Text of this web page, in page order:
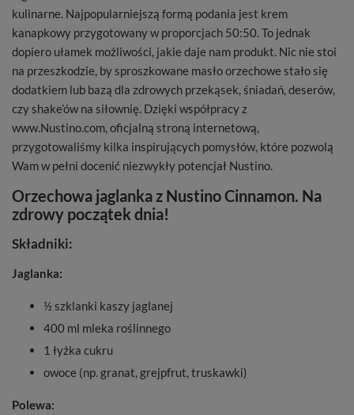
kulinarne. Najpopularniejszą formą podania jest krem
kanapkowy przygotowany w proporcjach 50:50. To jednak
dopiero ułamek możliwości, jakie daje nam produkt. Nic nie stoi
na przeszkodzie, by sproszkowane masło orzechowe stało się
dodatkiem lub bazą dla zdrowych przekąsek, śniadań, deserów,
czy shake’ów na siłownię. Dzięki współpracy z
www.Nustino.com, oficjalną stroną internetową,
przygotowaliśmy kilka inspirujących pomysłów, które pozwolą
Wam w pełni docenić niezwykły potencjał Nustino.
Orzechowa jaglanka z Nustino Cinnamon. Na
zdrowy początek dnia!
Składniki:
Jaglanka:
½ szklanki kaszy jaglanej
400 ml mleka roślinnego
1 łyżka cukru
owoce (np. granat, grejpfrut, truskawki)
Polewa: